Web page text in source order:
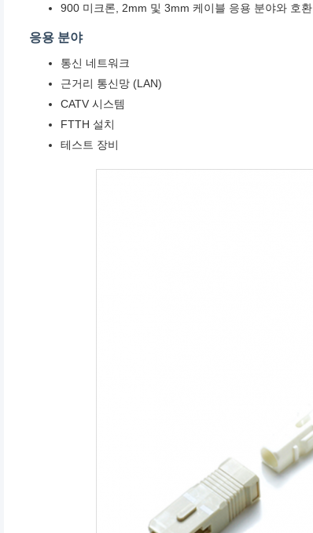
900 미크론, 2mm 및 3mm 케이블 응용 분야와 호환
응용 분야
통신 네트워크
근거리 통신망 (LAN)
CATV 시스템
FTTH 설치
테스트 장비